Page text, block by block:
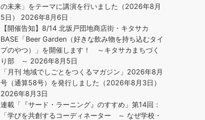
の未来」をテーマに講演を行いました（2026年8月
5日）
2026年8月6日
【開催告知】8/14 北坂戸団地商店街・キタサカ
BASE「Beer Garden（好きな飲み物を持ち込むタイ
プのやつ）」を開催します！ ～キタサカまちづく
り部 ～ 2026年8月5日
「月刊 地域でしごとをつくるマガジン」2026年8月
号（通算58号）を発行しました（2026年8月3日）
2026年8月3日
連載「『サード・ラーニング』のすすめ」第14回：
「学びを共創するコーディネーター ～ なぜ学校・